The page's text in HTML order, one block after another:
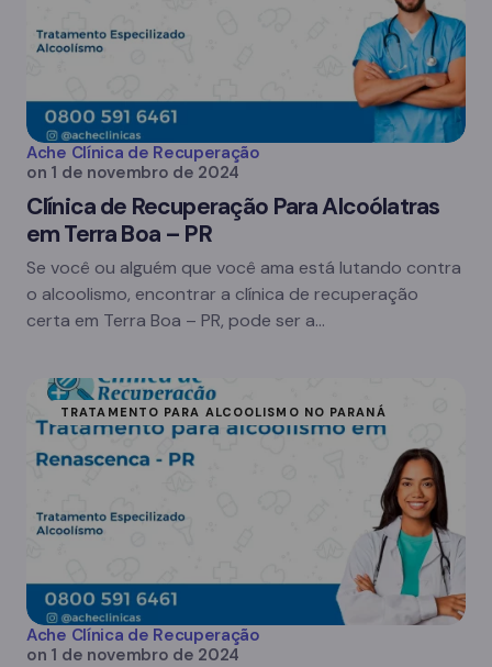
Ache Clínica de Recuperação
on 1 de novembro de 2024
Clínica de Recuperação Para Alcoólatras
em Terra Boa – PR
Se você ou alguém que você ama está lutando contra
o alcoolismo, encontrar a clínica de recuperação
certa em Terra Boa – PR, pode ser a…
TRATAMENTO PARA ALCOOLISMO NO PARANÁ
Ache Clínica de Recuperação
on 1 de novembro de 2024